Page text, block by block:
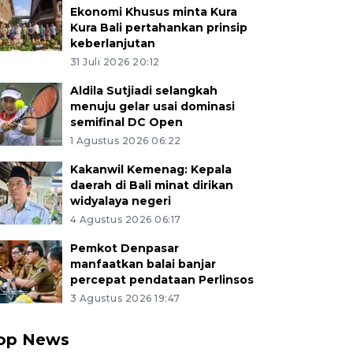
Ekonomi Khusus minta Kura
Kura Bali pertahankan prinsip
keberlanjutan
31 Juli 2026 20:12
Aldila Sutjiadi selangkah
menuju gelar usai dominasi
semifinal DC Open
1 Agustus 2026 06:22
Kakanwil Kemenag: Kepala
daerah di Bali minat dirikan
widyalaya negeri
4 Agustus 2026 06:17
Pemkot Denpasar
manfaatkan balai banjar
percepat pendataan Perlinsos
3 Agustus 2026 19:47
News